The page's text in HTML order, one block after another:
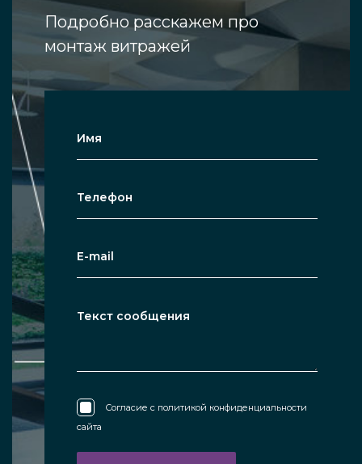
Подробно расскажем про
монтаж витражей
Согласие с политикой конфиденциальности
сайта